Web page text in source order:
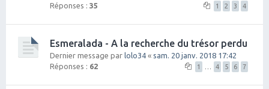
Réponses : 35 1 2 3 4
Esmeralada - A la recherche du trésor perdu
Dernier message par lolo34 « sam. 20 janv. 2018 17:42
Réponses : 62 1 4 5 6 7